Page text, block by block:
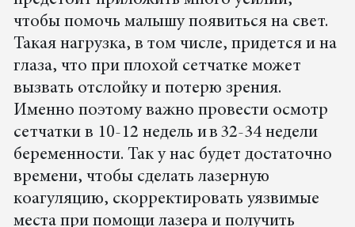
чтобы помочь малышу появиться на свет.
Такая нагрузка, в том числе, придется и на
глаза, что при плохой сетчатке может
вызвать отслойку и потерю зрения.
Именно поэтому важно провести осмотр
сетчатки в 10-12 недель и в 32-34 недели
беременности. Так у нас будет достаточно
времени, чтобы сделать лазерную
коагуляцию, скорректировать уязвимые
места при помощи лазера и получить